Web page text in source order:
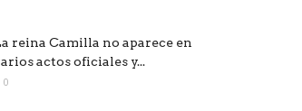
reina Camilla no aparece en
actos oficiales y...
0